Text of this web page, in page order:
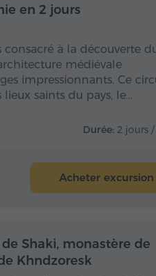
en 2 jours
à la découverte
médiévale
impressionnants. Ce
saints du pays, le…
Durée: 2 jours
Acheter excursion
Shaki, monastère de
Khndzoresk